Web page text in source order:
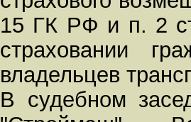
15 ГК РФ и п. 2
страховании
владельцев
В судебном